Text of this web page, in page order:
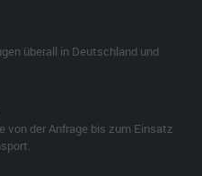
überall in Deutschland und
von der Anfrage bis zum Einsatz